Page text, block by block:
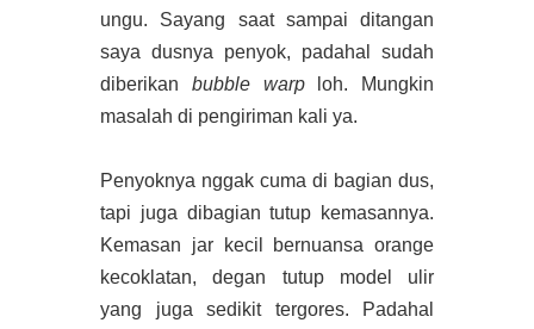
ungu. Sayang saat sampai ditangan
saya dusnya penyok, padahal sudah
diberikan bubble warploh. Mungkin
masalah di pengiriman kali ya.
Penyoknya nggak cuma di bagian dus,
tapi juga dibagian tutup kemasannya.
Kemasan jar kecil bernuansa orange
kecoklatan, degan tutup model ulir
yang juga sedikit tergores. Padahal